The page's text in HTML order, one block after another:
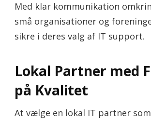
Med klar kommunikation
små organisationer og
sikre i deres valg af IT support.
Lokal Partner med
på Kvalitet
At vælge en lokal IT partner